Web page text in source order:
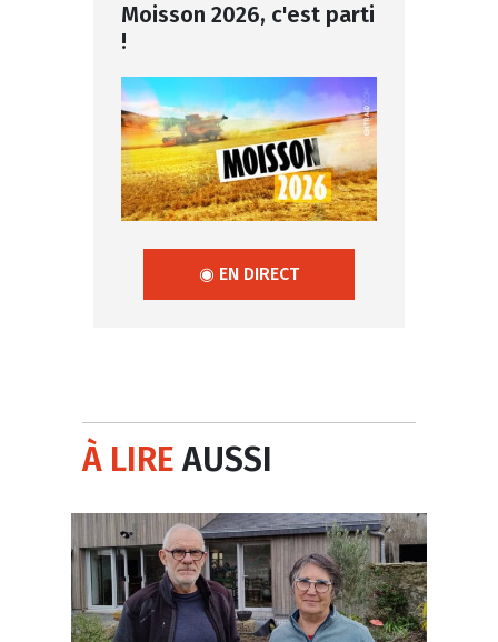
Moisson 2026, c'est parti
!
◉ EN DIRECT
À LIREAUSSI